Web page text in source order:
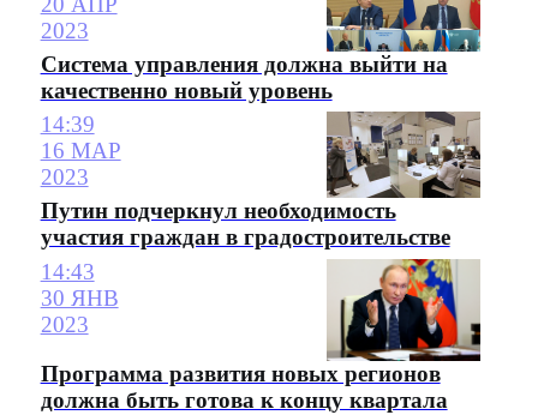
2023
Система управления должна выйти на
качественно новый уровень
14:39
16 МАР
2023
Путин подчеркнул необходимость
участия граждан в градостроительстве
14:43
30 ЯНВ
2023
Программа развития новых регионов
должна быть готова к концу квартала